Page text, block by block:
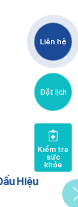
Hiệu
Liên hệ
Đặt lịch
Kiểm tra
sức
khỏe